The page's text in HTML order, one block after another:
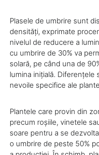
Plasele de umbrire sunt
densități, exprimate
nivelul de reducere a
cu umbrire de 30% va
solară, pe când una de
lumina inițială.
nevoile specifice ale
Plantele care provin din
precum roșiile, vinetele
soare pentru a se
o umbrire de peste 50%